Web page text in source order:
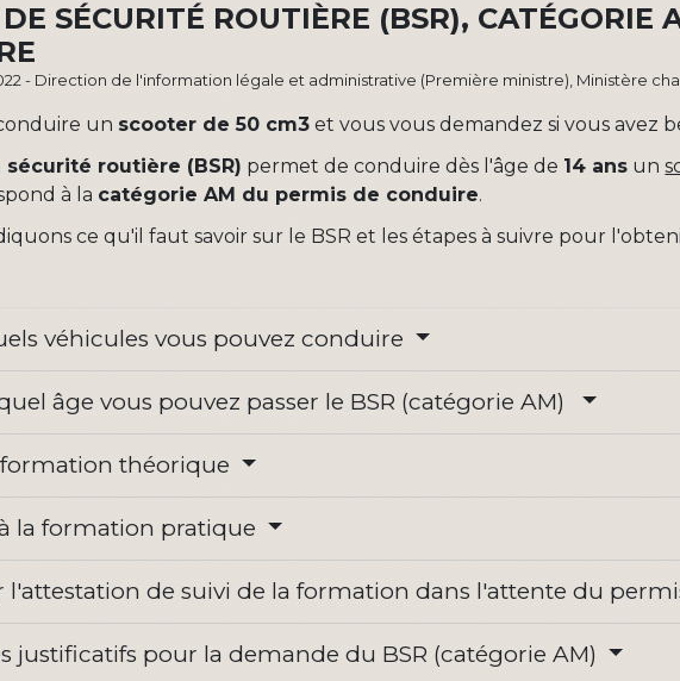
SÉCURITÉ ROUTIÈRE (BSR), CATÉGORIE
- Direction de l'information légale et administrative (Première ministre), Ministère
un scooter de 50 cm3 et vous vous demandez si vous avez
sécurité routière (BSR) permet de conduire dès l'âge de 14 ans un
à la catégorie AM du permis de conduire.
ce qu'il faut savoir sur le BSR et les étapes à suivre pour
véhicules vous pouvez conduire
âge vous pouvez passer le BSR (catégorie AM)
théorique
la formation pratique
l'attestation de suivi de la formation dans l'attente du
justificatifs pour la demande du BSR (catégorie AM)